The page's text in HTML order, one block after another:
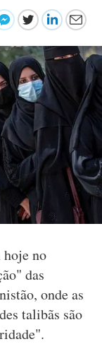
hoje no
das
onde as
talibãs são